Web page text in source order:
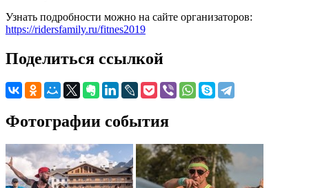
Узнать подробности можно на сайте организаторов:
https://ridersfamily.ru/fitnes2019
Поделиться ссылкой
Фотографии события